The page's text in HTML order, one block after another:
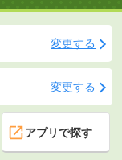
変更する
変更する
アプリで探す